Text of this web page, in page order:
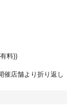
料))
催店舗より折り返し